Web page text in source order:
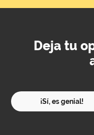
Deja tu
¡Sí, es genial!